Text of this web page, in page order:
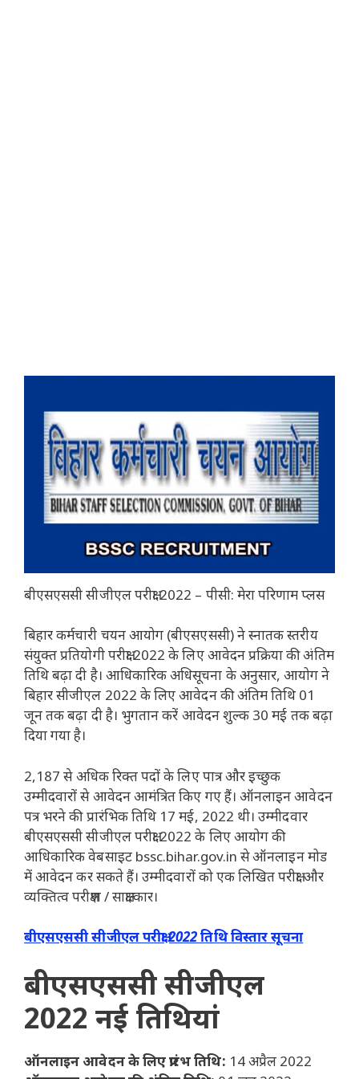
बीएसएससी सीजीएल परीक्षा 2022 – पीसी: मेरा परिणाम प्लस
बिहार कर्मचारी चयन आयोग (बीएसएससी) ने स्नातक स्तरीय
संयुक्त प्रतियोगी परीक्षा 2022 के लिए आवेदन प्रक्रिया की अंतिम
तिथि बढ़ा दी है। आधिकारिक अधिसूचना के अनुसार, आयोग ने
बिहार सीजीएल 2022 के लिए आवेदन की अंतिम तिथि 01
जून तक बढ़ा दी है। भुगतान करें आवेदन शुल्क 30 मई तक बढ़ा
दिया गया है।
2,187 से अधिक रिक्त पदों के लिए पात्र और इच्छुक
उम्मीदवारों से आवेदन आमंत्रित किए गए हैं। ऑनलाइन आवेदन
पत्र भरने की प्रारंभिक तिथि 17 मई, 2022 थी। उम्मीदवार
बीएसएससी सीजीएल परीक्षा 2022 के लिए आयोग की
आधिकारिक वेबसाइट bssc.bihar.gov.in से ऑनलाइन मोड
में आवेदन कर सकते हैं। उम्मीदवारों को एक लिखित परीक्षा और
व्यक्तित्व परीक्षण / साक्षात्कार।
बीएसएससी सीजीएल परीक्षा 2022 तिथि विस्तार सूचना
बीएसएससी सीजीएल
2022 नई तिथियां
ऑनलाइन आवेदन के लिए प्रारंभ तिथि: 14 अप्रैल 2022